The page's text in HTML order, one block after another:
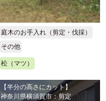
庭木のお手入れ（剪定・伐採）
その他
松（マツ）
【半分の高さにカット】
神奈川県横須賀市：剪定